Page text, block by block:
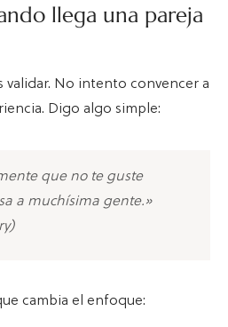
llega una pareja
validar. No intento convencer a
Digo algo simple:
que no te guste
a muchísima gente.»
cambia el enfoque: